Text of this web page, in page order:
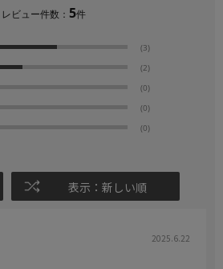
レビュー件数： 5件
(3)
(2)
(0)
(0)
(0)
表示：新しい順
2025.6.22